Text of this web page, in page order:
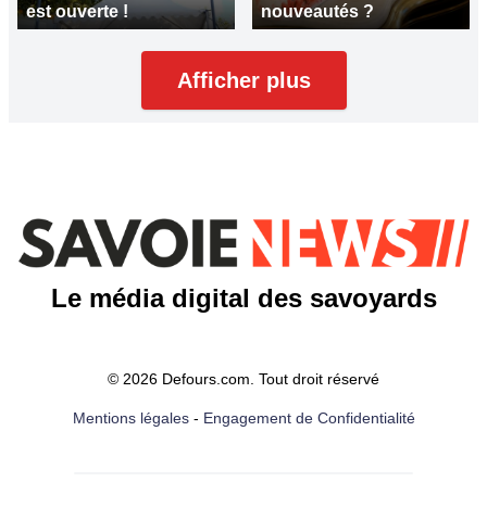
est ouverte !
nouveautés ?
Afficher plus
Le média digital des savoyards
© 2026 Defours.com. Tout droit réservé
Mentions légales- Engagement de Confidentialité